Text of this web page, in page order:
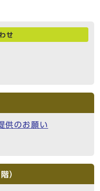
せ
供のお願い
）